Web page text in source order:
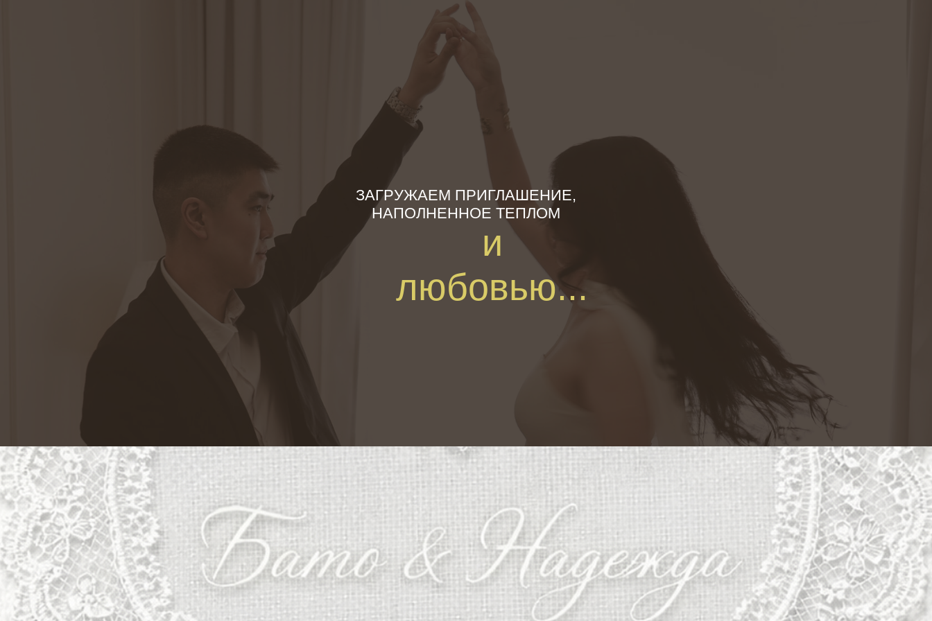
ЗАГРУЖАЕМ ПРИГЛАШЕНИЕ,
НАПОЛНЕННОЕ ТЕПЛОМ
и
любовью...
ПРИГЛАШЕНИЕ НА СВАДЬБУ - ПРИГЛАШЕНИЕ НА СВАДЬБУ - ПРИГЛАШЕНИЕ НА СВАДЬБУ - ПРИГЛАШЕНИЕ НА СВАДЬБУ - ПРИГЛАШЕНИЕ НА СВАДЬБУ - ПРИГЛАШЕНИЕ НА СВАДЬБУ - ПРИГЛАШЕНИЕ НА СВАДЬБУ - ПРИГЛАШЕНИЕ НА СВАДЬБУ - ПРИГЛАШЕНИЕ НА СВАДЬБУ -
включите звук
ДЛЯ НАСТОЯЩЕЙ МАГИИ